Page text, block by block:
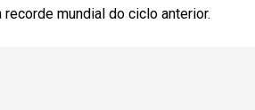
mundial do ciclo anterior.